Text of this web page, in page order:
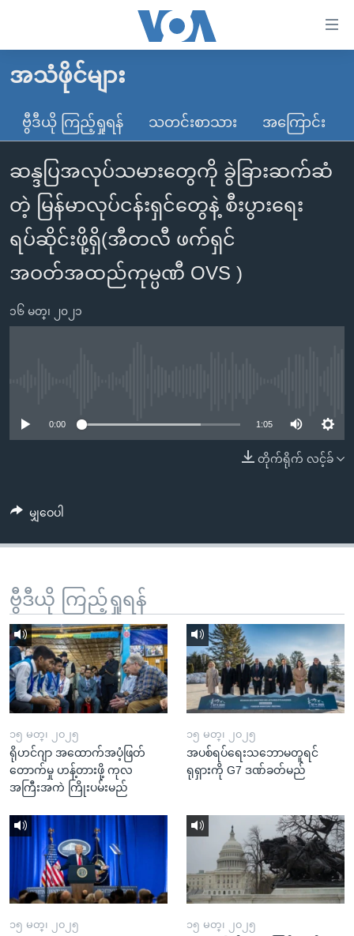
လွယ်ကူ
သည့်
များ
ပင်မ
အကြောင်းအရာ
ကျော်
ရန်
ကျော်
ရှာဖွေ
နေရာ
ကျော်
ရန်
မူလစာမျက်နှာ
မြန်မာ
ကမ္ဘာ့သတင်းများ
နိုင်ငံတကာ
အမေရိကန်
တရုတ်
အစ္စရေး-ပါလက်စတိုင်း
ဗွီဒီယို
သတင်းလွတ်လပ်ခွင့်
ရပ်ဝန်းတခု လမ်းတခု အလွန်
အင်္ဂလိပ်စာလေ့လာမယ်
အမေရိကန်သုံးအီဒီယံ
မကြေးမုံရဲ့ အင်္ဂလိပ်စာ
အပတ်စဉ်ကဏ္ဍများ
ရေဒီယို
ရေဒီယိုနှင့်ရုပ်သံ အချက်အလက်များ
ဗွီအိုအေ လူမှုကွန်ယက်များ
အသံဖိုင်များ
ဗွီဒီယို ကြည့်ရှုရန် သတင်းစာသား အကြောင်း
ဆန္ဒပြအလုပ်သမားတွေကို ခွဲခြားဆက်ဆံ
တဲ့ မြန်မာလုပ်ငန်းရှင်တွေနဲ့ စီးပွားရေး
ရပ်ဆိုင်းဖို့ရှိ(အီတလီ ဖက်ရှင်
အဝတ်အထည်ကုမ္ပဏီ OVS )
၁၆ မတ္၊ ၂၀၂၁
0:00 1:05
တိုက်ရိုက် လင့်ခ်
မျှဝေပါ
ဗွီဒီယို ကြည့်ရှုရန်
၁၅ မတ္၊ ၂၀၂၅
ရိုဟင်ဂျာ အထောက်အပံ့ဖြတ်
တောက်မှု ဟန့်တားဖို့ ကုလ
အကြီးအကဲ ကြိုးပမ်းမည်
၁၅ မတ္၊ ၂၀၂၅
အပစ်ရပ်ရေးသဘောမတူရင်
ရုရှားကို G7 ဒဏ်ခတ်မည်
၁၅ မတ္၊ ၂၀၂၅ ၁၅ မတ္၊ ၂၀၂၅